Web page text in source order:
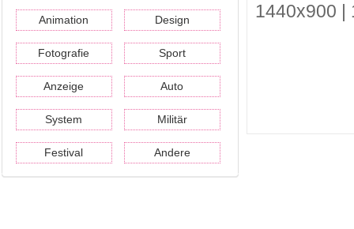
Animation Design
Fotografie Sport
Anzeige Auto
System Militär
Festival Andere
1440x900 |